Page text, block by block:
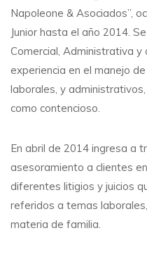
Napoleone & Asociados”,
Junior hasta el año 2014.
Comercial, Administrativa y
experiencia en el manejo
laborales, y
como contencioso.
En abril de 2014 ingresa a
asesoramiento a clientes
diferentes litigios y juicios
referidos a temas
materia de familia.